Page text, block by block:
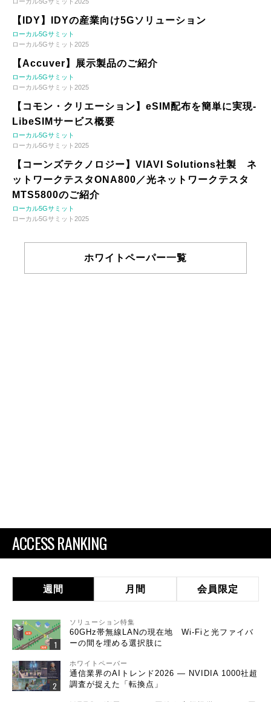
【IDY】IDYの産業向け5Gソリューション
ローカル5Gサミット
ローカル5Gサミット2025
【Accuver】展示製品のご紹介
ローカル5Gサミット
ローカル5Gサミット2025
【コモン・クリエーション】eSIM配布を簡単に実現-
LibeSIMサービス概要
ローカル5Gサミット
ローカル5Gサミット2025
【コーンズテクノロジー】VIAVI Solutions社製 ネ
ットワークテスタONA800／光ネットワークテスタ
MTS5800のご紹介
ローカル5Gサミット
ローカル5Gサミット2025
ホワイトペーパー一覧
ACCESS RANKING
週間 月間 会員限定
ソリューション特集
60GHz帯無線LANの現在地 Wi-Fiと光ファイバ
ーの間を埋める選択肢に
ホワイトペーパー
通信業界のAIトレンド2026 ― NVIDIA 1000社超
調査が捉えた「転換点」